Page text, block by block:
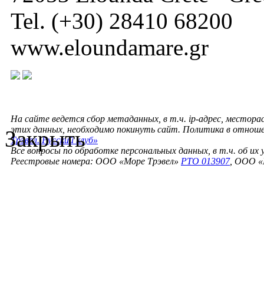
Tel. (+30) 28410 68200
www.eloundamare.gr
На сайте ведется сбор метаданных, в т.ч. ip-адрес,
этих данных, необходимо покинуть сайт. Политика в
Трэвел. Русский клуб»
Все вопросы по обработке персональных данных, в т.ч. об их
Реестровые номера: ООО «Море Трэвел» РТО 013907, ООО
Закрыть